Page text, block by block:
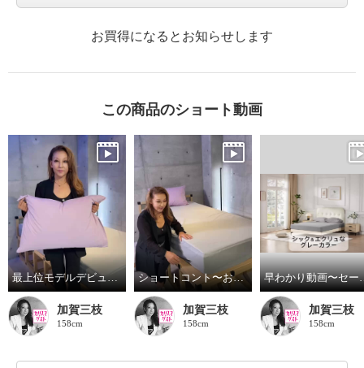
お買得になるとお知らせします
この商品のショート動画
最上位モデルデビュー！防水防ダニシーツ
加賀三枝
158cm
ショートコント〜お見事な防水性❣️の巻
加賀三枝
158cm
早わかり動
加賀三枝
158cm